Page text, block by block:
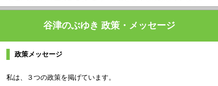
谷津のぶゆき 政策・メッセージ
政策メッセージ
私は、３つの政策を掲げています。